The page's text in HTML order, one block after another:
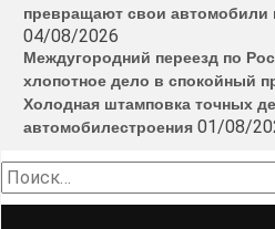
превращают свои
04/08/2026
Междугородний переезд по
хлопотное дело в спокойный
Холодная штамповка точных
автомобилестроения 01/08/
Найти: